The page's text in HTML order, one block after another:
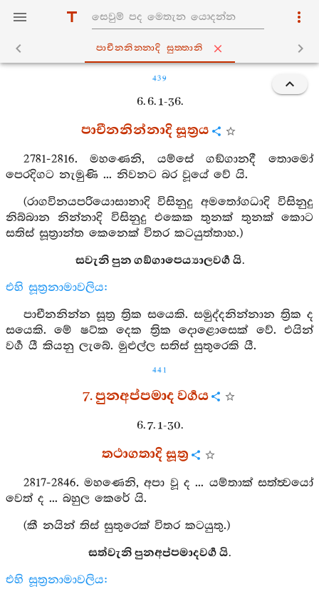
පාචීනනින‍්නාදි සුත‍්තානි
439
6. 6. 1-36.
පාචීනනින්නාදි සූත්‍රය
2781-2816. මහණෙනි, යම්සේ ගඞ්ගානදී තොමෝ
පෙරදිගට නැමුණි ... නිවනට බර වූයේ වේ යි.
(රාගවිනයපරියොසානාදි විසිනුදු අමතෝගධාදි විසිනුදු
නිබ්බාන නින්නාදි විසිනුදු එකෙක තුනක් තුනක් කොට
සතිස් සූත්‍රාන්ත කෙනෙක් විතර කටයුත්තාහ.)
සවැනි පුන ගඞ්ගාපෙය්‍යාලවර්‍ග යි.
එහි සූත්‍රනාමාවලිය:
පාචීනනින්න සූත්‍ර ත්‍රික සයෙකි. සමුද්දනින්නාන ත්‍රික ද
සයෙකි. මේ ෂට්ක දෙක ත්‍රික දොළොසෙක් වේ. එයින්
වර්‍ග යී කියනු ලැබේ. මුළුල්ල සතිස් සුතුරෙකි යී.
441
7. පුනඅප්පමාද වර්‍ගය
6. 7. 1-30.
තථාගතාදි සූත්‍ර
2817-2846. මහණෙනි, අපා වූ ද ... යම්තාක් සත්ත්‍වයෝ
වෙත් ද ... බහුල කෙරේ යි.
(කී නයින් තිස් සුතුරෙක් විතර කටයුතු.)
සත්වැනි පුනඅප්පමාදවර්‍ග යි.
එහි සූත්‍රනාමාවලිය: